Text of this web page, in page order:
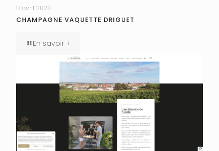
17 avril 2023
CHAMPAGNE VAQUETTE DRIGUET
En savoir +